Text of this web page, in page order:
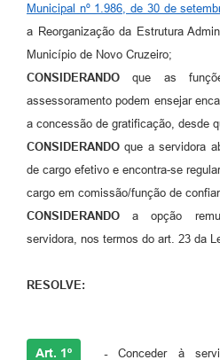
Municipal nº 1.986, de 30 de
a Reorganização da Estrutura
Município de Novo Cruzeiro;
CONSIDERANDOque as
assessoramento podem ensejar
a concessão de gratificação, desde
CONSIDERANDOque a servidora
de cargo efetivo e encontra-se
cargo em comissão/função de
CONSIDERANDOa opção
servidora, nos termos do art. 23 da
RESOLVE:
Art. 1º -Conceder à